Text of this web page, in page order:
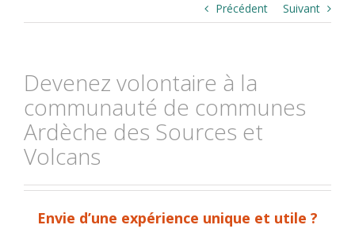
Précédent Suivant
Devenez volontaire à la
communauté de communes
Ardèche des Sources et
Volcans
Envie d’une expérience unique et utile ?